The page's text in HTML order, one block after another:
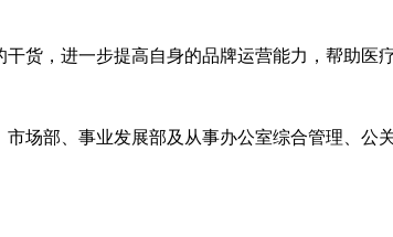
货，进一步提高自身的品牌运营能力，帮助医
场部、事业发展部及从事办公室综合管理、公